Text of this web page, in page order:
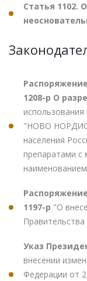
Статья 1102.
1208-р О
"НОВО
населения
препаратами
1197-р "О
Указ
внесении
Федерации от